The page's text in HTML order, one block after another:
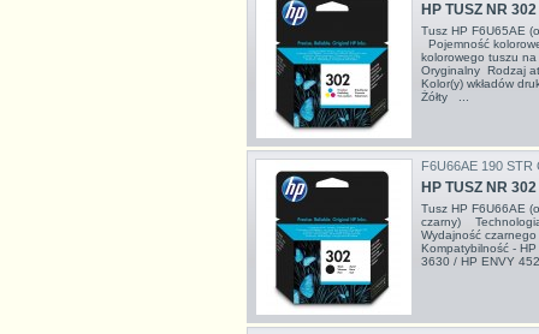
HP TUSZ NR
Tusz HP F6U65AE
Pojemność
kolorowego tuszu
Oryginalny Rodzaj
Kolor(y) wkładów
Żółty ...
F6U66AE 190 STR
HP TUSZ NR
Tusz HP F6U66AE
czarny)
Wydajność
Kompatybilność -
3630 / HP ENVY